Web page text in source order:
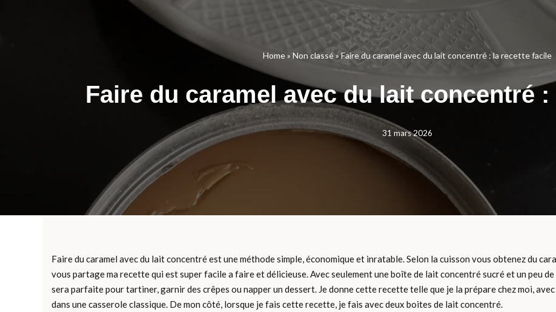
Home» Non classé»Faire du caramel avec du lait concentré : la recette facile
Faire du caramel avec du lait concentré
31 mars 2026
Faire du caramel avec du lait concentré est une méthode simple, économique et inratable. Selon la cuisson vous obtenez du
vous partage ma recette qui est super facile a faire et délicieuse. Avec seulement une boîte de lait concentré sucré et un peu
sera parfaite pour tartiner, garnir des crêpes ou napper un dessert. Je donne cette recette telle que je la prépare chez moi,
dans une casserole classique. De mon côté, lorsque je fais cette recette, je fais avec deux boites de lait concentré.